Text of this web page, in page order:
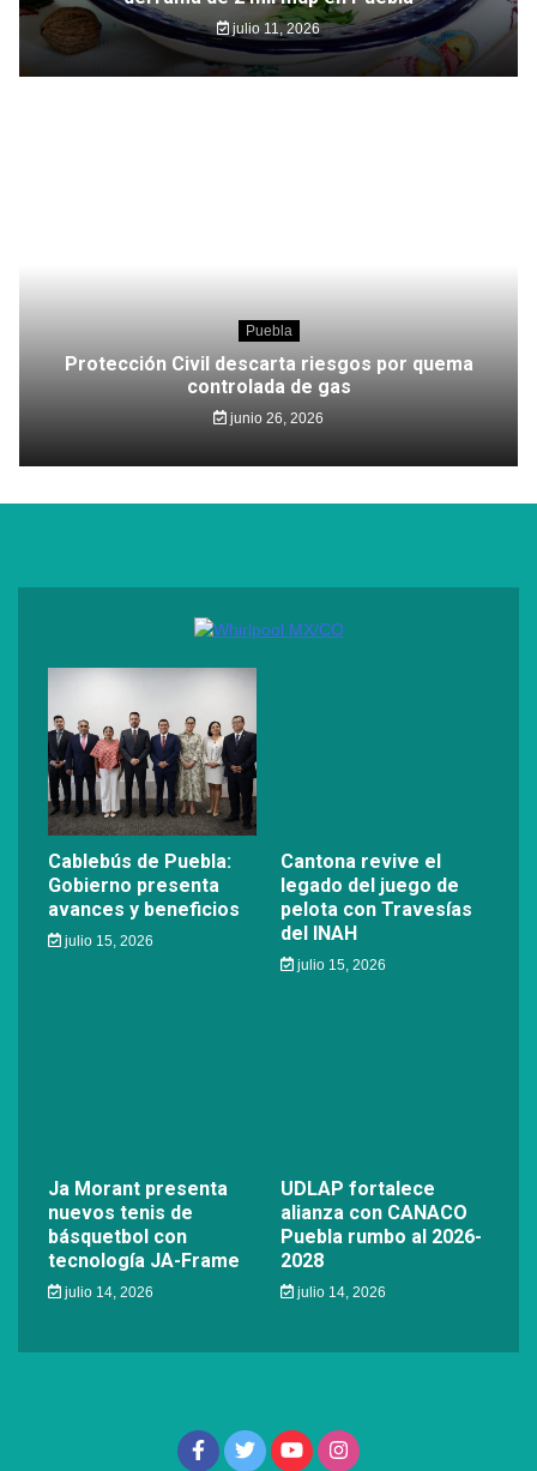
julio 11, 2026
Puebla
Protección Civil descarta riesgos por quema
controlada de gas
junio 26, 2026
Cablebús de Puebla:
Gobierno presenta
avances y beneficios
julio 15, 2026
Cantona revive el
legado del juego de
pelota con Travesías
del INAH
julio 15, 2026
Ja Morant presenta
nuevos tenis de
básquetbol con
tecnología JA-Frame
julio 14, 2026
UDLAP fortalece
alianza con CANACO
Puebla rumbo al 2026-
2028
julio 14, 2026